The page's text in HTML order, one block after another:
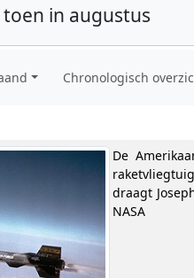
in augustus
Chronologisch
De
draagt
NASA